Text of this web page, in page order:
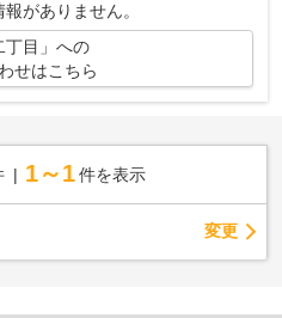
がありません。
丁目」への
せはこちら
1～1 件を表示
変更